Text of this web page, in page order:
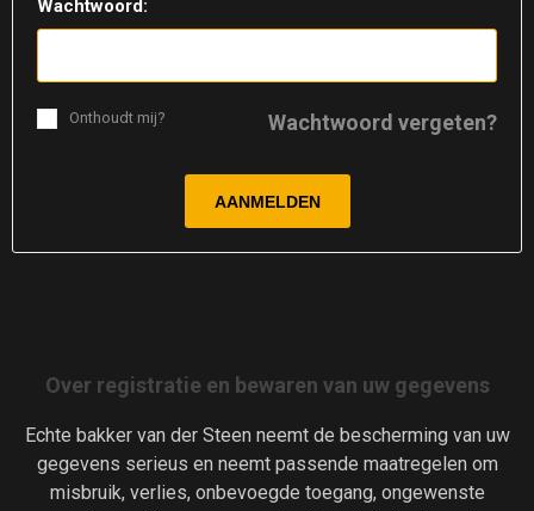
Wachtwoord:
Wachtwoord vergeten?
Onthoudt mij?
Over registratie en bewaren van uw gegevens
Echte bakker van der Steen neemt de bescherming van uw
gegevens serieus en neemt passende maatregelen om
misbruik, verlies, onbevoegde toegang, ongewenste